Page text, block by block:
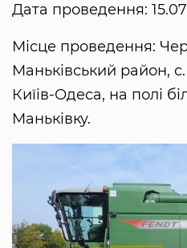
Дата проведення:
Місце проведення:
Маньківський район,
Киїів-Одеса, на полі
Маньківку.